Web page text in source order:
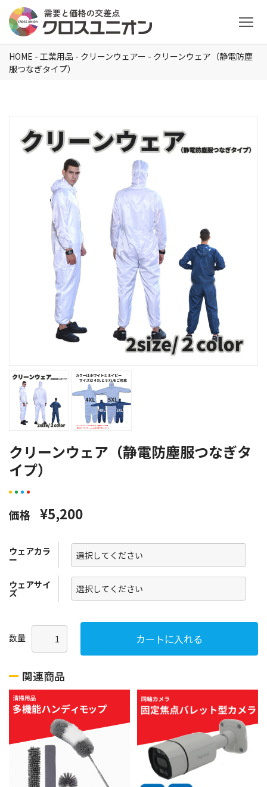
HOME - 工業用品 - クリーンウェアー - クリーンウェア（静電防塵
服つなぎタイプ）
クリーンウェア（静電防塵服つなぎタ
イプ）
価格 ¥5,200
ウェアカラ
ー
ウェアサイ
ズ
数量
関連商品